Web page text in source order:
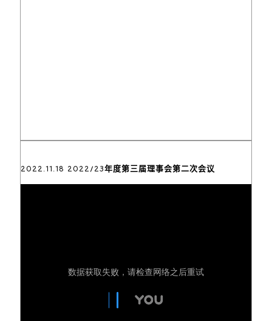
2022.11.18 2022∕23年度第三届理事会第二次会议